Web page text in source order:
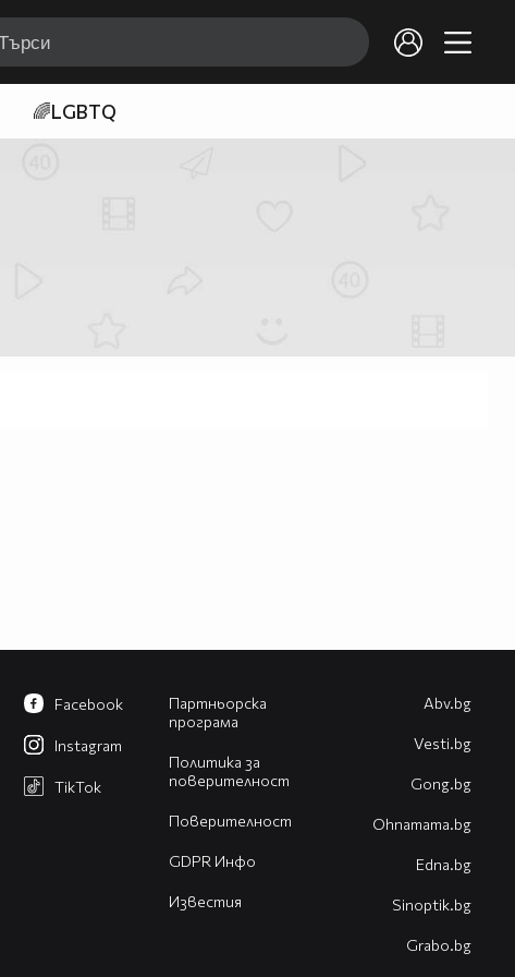
🌈LGBTQ
Партньорска
програма
Политика за
поверителност
Поверителност
GDPR Инфо
Известия
Facebook
Instagram
TikTok
Abv.bg
Vesti.bg
Gong.bg
Оhnamama.bg
Edna.bg
Sinoptik.bg
Grabo.bg